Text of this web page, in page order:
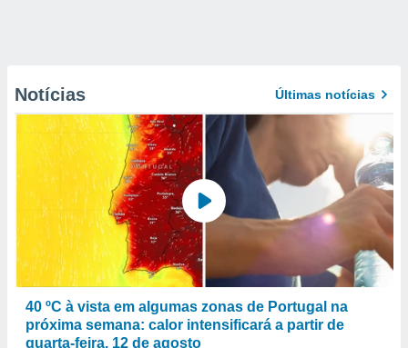
Notícias Últimas notícias
40 ºC à vista em algumas zonas de Portugal na
próxima semana: calor intensificará a partir de
quarta-feira, 12 de agosto